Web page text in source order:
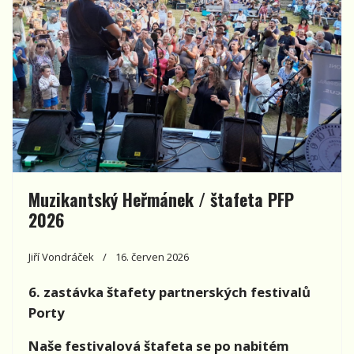
Muzikantský Heřmánek / štafeta PFP
2026
Jiří Vondráček 16. červen 2026
6. zastávka štafety partnerských festivalů
Porty
Naše festivalová štafeta se po nabitém